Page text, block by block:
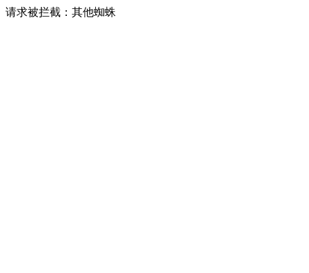
请求被拦截：其他蜘蛛